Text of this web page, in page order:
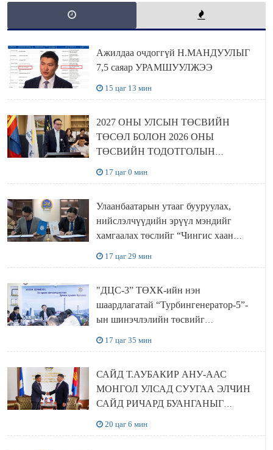
Ажилдаа очдоггүй Н.МАНДУУЛЫГ
7,5 саяар УРАМШУУЛЖЭЭ
15 цаг 13 мин
2027 ОНЫ УЛСЫН ТӨСВИЙН
ТӨСӨЛ БОЛОН 2026 ОНЫ
ТӨСВИЙН ТОДОТГОЛЫН
17 цаг 0 мин
Улаанбаатарын утааг бууруулах,
нийслэлчүүдийн эрүүл мэндийг
хамгаалах төслийг “Чингис хаан
17 цаг 29 мин
"ДЦС-3” ТӨХК-ийн нэн
шаардлагатай “Турбингенератор-5”-
ын шинэчлэлийн төсвийг
17 цаг 35 мин
САЙД Т.АУБАКИР АНУ-ААС
МОНГОЛ УЛСАД СУУГАА ЭЛЧИН
САЙД РИЧАРД БУАНГАНЫГ
20 цаг 6 мин